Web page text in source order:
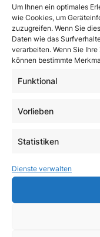
Um Ihnen ein optimales
wie Cookies, um
zuzugreifen. Wenn Sie
Daten wie das
verarbeiten. Wenn Sie
können bestimmte
Funktional
Vorlieben
Statistiken
Dienste verwalten
Ein Leben für
In den